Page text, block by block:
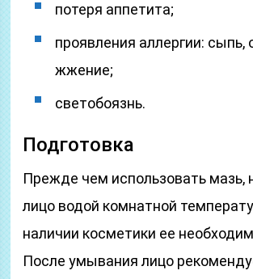
потеря аппетита;
проявления аллергии: сыпь,
жжение;
светобоязнь.
Подготовка
Прежде чем использовать мазь,
лицо водой комнатной
наличии косметики ее
После умывания лицо